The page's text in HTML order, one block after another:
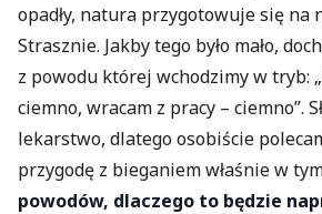
opadły, natura przygotowuje się na
Strasznie. Jakby tego było mało,
z powodu której wchodzimy w tryb:
ciemno, wracam z pracy – ciemno”.
lekarstwo, dlatego osobiście
przygodę z bieganiem właśnie w
powodów, dlaczego to będzie